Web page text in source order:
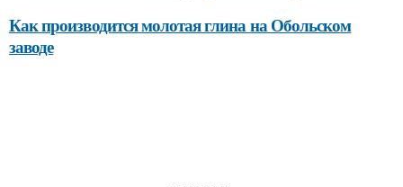
Как производится молотая глина на Обольском
заводе